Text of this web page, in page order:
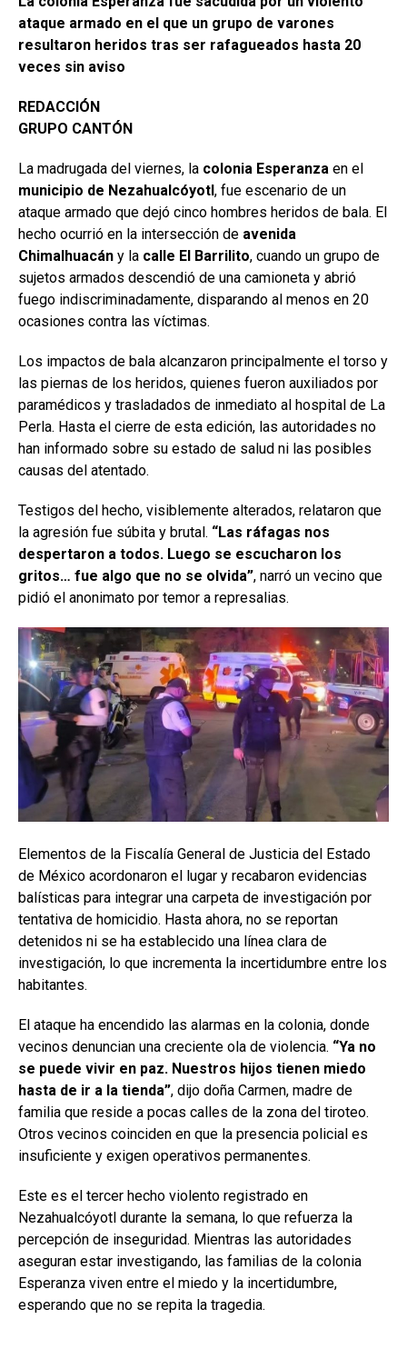
ataque armado en el que un grupo de varones
resultaron heridos tras ser rafagueados hasta 20
veces sin aviso
REDACCIÓN
GRUPO CANTÓN
La madrugada del viernes, la colonia Esperanza en el
municipio de Nezahualcóyotl, fue escenario de un
ataque armado que dejó cinco hombres heridos de bala. El
hecho ocurrió en la intersección de avenida
Chimalhuacán y la calle El Barrilito, cuando un grupo de
sujetos armados descendió de una camioneta y abrió
fuego indiscriminadamente, disparando al menos en 20
ocasiones contra las víctimas.
Los impactos de bala alcanzaron principalmente el torso y
las piernas de los heridos, quienes fueron auxiliados por
paramédicos y trasladados de inmediato al hospital de La
Perla. Hasta el cierre de esta edición, las autoridades no
han informado sobre su estado de salud ni las posibles
causas del atentado.
Testigos del hecho, visiblemente alterados, relataron que
la agresión fue súbita y brutal. “Las ráfagas nos
despertaron a todos. Luego se escucharon los
gritos… fue algo que no se olvida”, narró un vecino que
pidió el anonimato por temor a represalias.
Elementos de la Fiscalía General de Justicia del Estado
de México acordonaron el lugar y recabaron evidencias
balísticas para integrar una carpeta de investigación por
tentativa de homicidio. Hasta ahora, no se reportan
detenidos ni se ha establecido una línea clara de
investigación, lo que incrementa la incertidumbre entre los
habitantes.
El ataque ha encendido las alarmas en la colonia, donde
vecinos denuncian una creciente ola de violencia. “Ya no
se puede vivir en paz. Nuestros hijos tienen miedo
hasta de ir a la tienda”, dijo doña Carmen, madre de
familia que reside a pocas calles de la zona del tiroteo.
Otros vecinos coinciden en que la presencia policial es
insuficiente y exigen operativos permanentes.
Este es el tercer hecho violento registrado en
Nezahualcóyotl durante la semana, lo que refuerza la
percepción de inseguridad. Mientras las autoridades
aseguran estar investigando, las familias de la colonia
Esperanza viven entre el miedo y la incertidumbre,
esperando que no se repita la tragedia.